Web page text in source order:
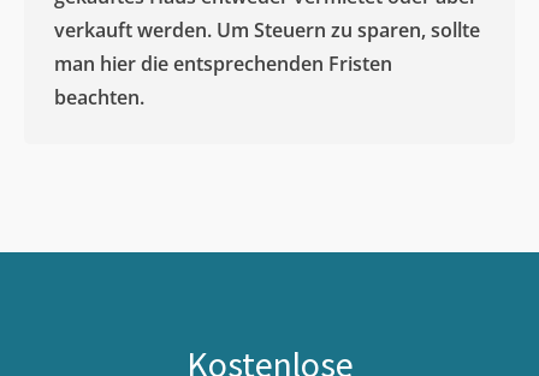
verkauft werden. Um Steuern zu sparen, sollte
man hier die entsprechenden Fristen
beachten.
Kostenlose